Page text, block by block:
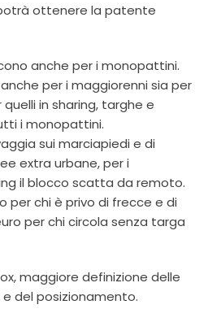
ottenere la patente
anche per i monopattini.
per i maggiorenni sia per
in sharing, targhe e
i monopattini.
sui marciapiedi e di
extra urbane, per i
il blocco scatta da remoto.
per chi è privo di frecce e di
per chi circola senza targa
maggiore definizione delle
del posizionamento.